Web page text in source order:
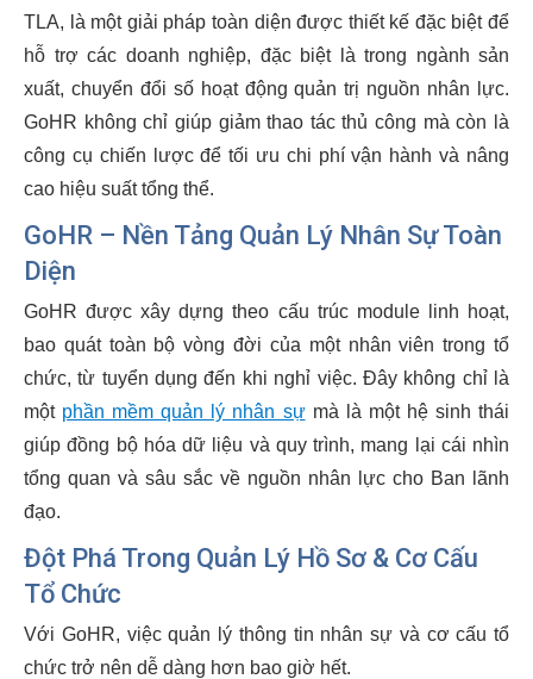
TLA, là một giải pháp toàn diện được thiết kế đặc biệt để
hỗ trợ các doanh nghiệp, đặc biệt là trong ngành sản
xuất, chuyển đổi số hoạt động quản trị nguồn nhân lực.
GoHR không chỉ giúp giảm thao tác thủ công mà còn là
công cụ chiến lược để tối ưu chi phí vận hành và nâng
cao hiệu suất tổng thể.
GoHR – Nền Tảng Quản Lý Nhân Sự Toàn
Diện
GoHR được xây dựng theo cấu trúc module linh hoạt,
bao quát toàn bộ vòng đời của một nhân viên trong tổ
chức, từ tuyển dụng đến khi nghỉ việc. Đây không chỉ là
một phần mềm quản lý nhân sựmà là một hệ sinh thái
giúp đồng bộ hóa dữ liệu và quy trình, mang lại cái nhìn
tổng quan và sâu sắc về nguồn nhân lực cho Ban lãnh
đạo.
Đột Phá Trong Quản Lý Hồ Sơ & Cơ Cấu
Tổ Chức
Với GoHR, việc quản lý thông tin nhân sự và cơ cấu tổ
chức trở nên dễ dàng hơn bao giờ hết.